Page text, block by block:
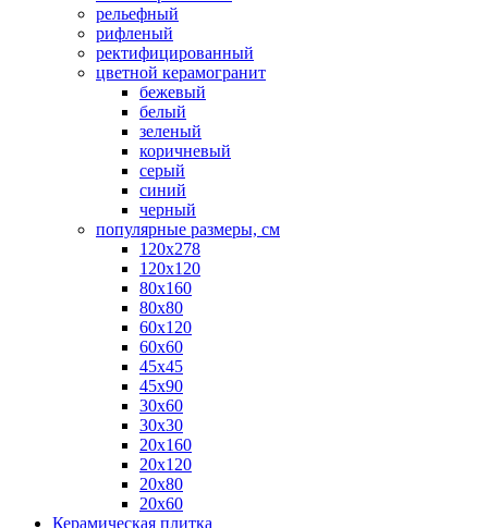
рельефный
рифленый
ректифицированный
цветной керамогранит
бежевый
белый
зеленый
коричневый
серый
синий
черный
популярные размеры, см
120х278
120х120
80х160
80х80
60х120
60х60
45х45
45х90
30х60
30х30
20х160
20х120
20х80
20х60
Керамическая плитка